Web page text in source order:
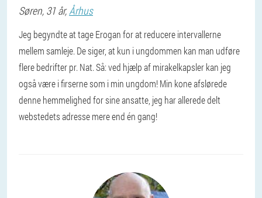
Søren, 31 år,Århus
Jeg begyndte at tage Erogan for at reducere intervallerne
mellem samleje. De siger, at kun i ungdommen kan man udføre
flere bedrifter pr. Nat. Så: ved hjælp af mirakelkapsler kan jeg
også være i firserne som i min ungdom! Min kone afslørede
denne hemmelighed for sine ansatte, jeg har allerede delt
webstedets adresse mere end én gang!